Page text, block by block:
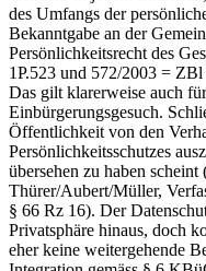
des Umfangs der
Bekanntgabe an der
Persönlichkeitsrecht des
1P.523 und 572/2003 =
Das gilt klarerweise auch
Einbürgerungsgesuch.
Öffentlichkeit von den
Persönlichkeitsschutzes
übersehen zu haben
Thürer/Aubert/Müller,
§ 66 Rz 16). Der
Privatsphäre hinaus, doch
eher keine weitergehende